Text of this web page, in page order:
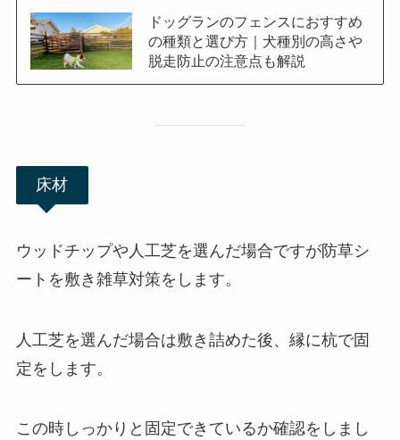
ドッグランのフェンスにおすすめ
の種類と選び方｜犬種別の高さや
脱走防止の注意点も解説
床材
ウッドチップや人工芝を選んだ場合ですが防草シ
ートを敷き雑草対策をします。
人工芝を選んだ場合は敷き詰めた後、縁に杭で固
定をします。
この時しっかりと固定できているか確認をしまし